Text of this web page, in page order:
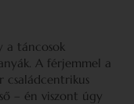
a táncosok
A férjemmel a
családcentrikus
– én viszont úgy